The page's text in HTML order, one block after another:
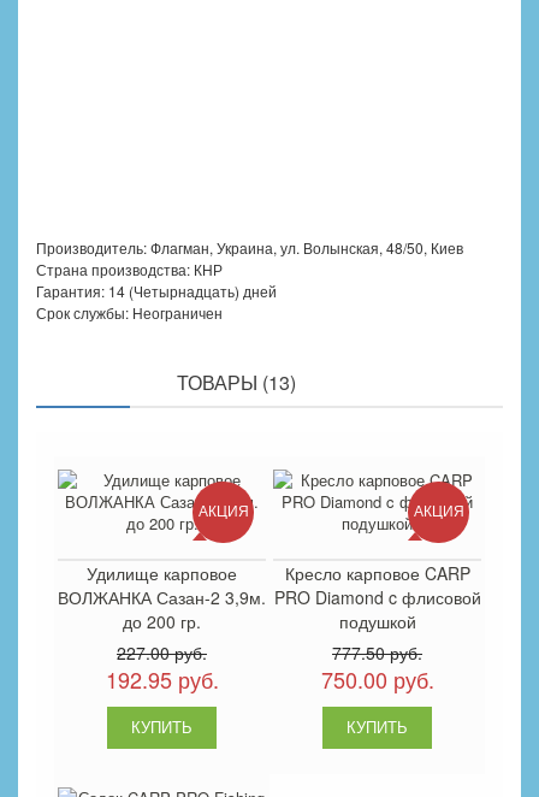
Производитель: Флагман, Украина, ул. Волынская, 48/50, Киев
Страна производства: КНР
Гарантия: 14 (Четырнадцать) дней
Срок службы: Неограничен
ТОВАРЫ (13)
АКЦИЯ
Удилище карповое
ВОЛЖАНКА Сазан-2 3,9м.
до 200 гр.
227.00 руб.
192.95 руб.
АКЦИЯ
Кресло карповое CARP
PRO Diamond c флисовой
подушкой
777.50 руб.
750.00 руб.